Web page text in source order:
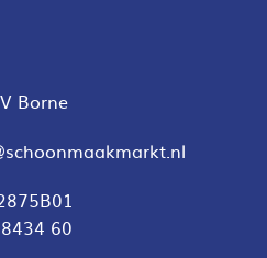
Borne
60